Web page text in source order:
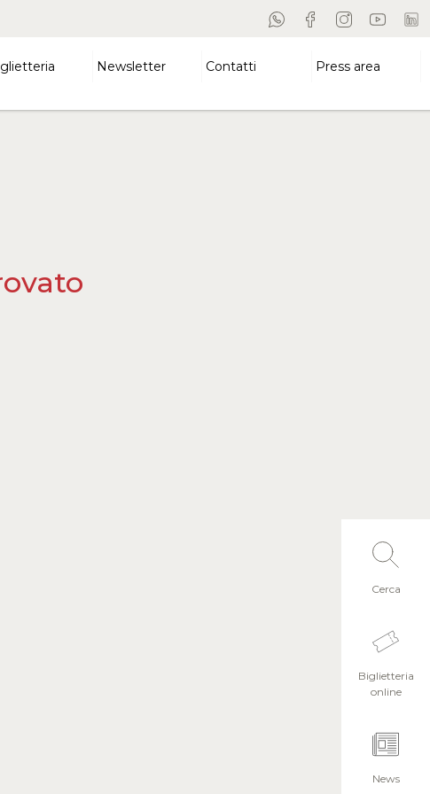
Newsletter Contatti Press area
Cerca
Biglietteria
online
News